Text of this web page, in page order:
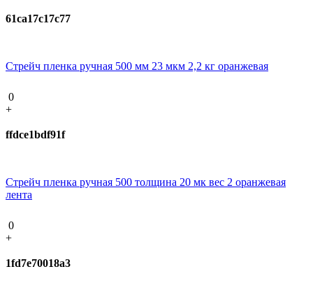
61ca17c17c77
Стрейч пленка ручная 500 мм 23 мкм 2,2 кг оранжевая
0
+
ffdce1bdf91f
Стрейч пленка ручная 500 толщина 20 мк вес 2 оранжевая
лента
0
+
1fd7e70018a3